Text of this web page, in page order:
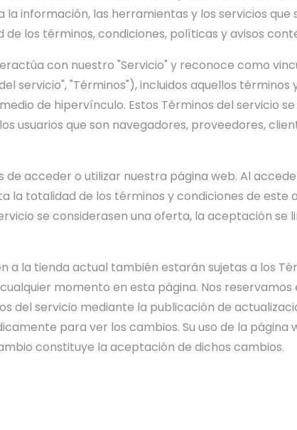
información, las herramientas y los servicios que
los términos, condiciones, políticas y avisos
con nuestro "Servicio" y reconoce como
servicio", "Términos"), incluidos aquellos términos
de hipervínculo. Estos Términos del servicio
usuarios que son navegadores, proveedores,
acceder o utilizar nuestra página web. Al
la totalidad de los términos y condiciones de este
se considerasen una oferta, la aceptación
a la tienda actual también estarán sujetas a los
momento en esta página. Nos
del servicio mediante la publicación de
para ver los cambios. Su uso de la
constituye la aceptación de dichos cambios.